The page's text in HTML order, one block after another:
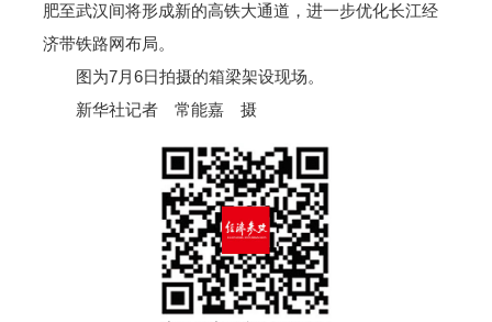
肥至武汉间将形成新的高铁大通道，进一步优化长江经
济带铁路网布局。
图为7月6日拍摄的箱梁架设现场。
新华社记者 常能嘉 摄